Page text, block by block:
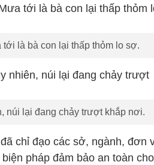
là bà con lại thấp thỏm lo sợ.
núi lại đang chảy trượt khắp nơi.